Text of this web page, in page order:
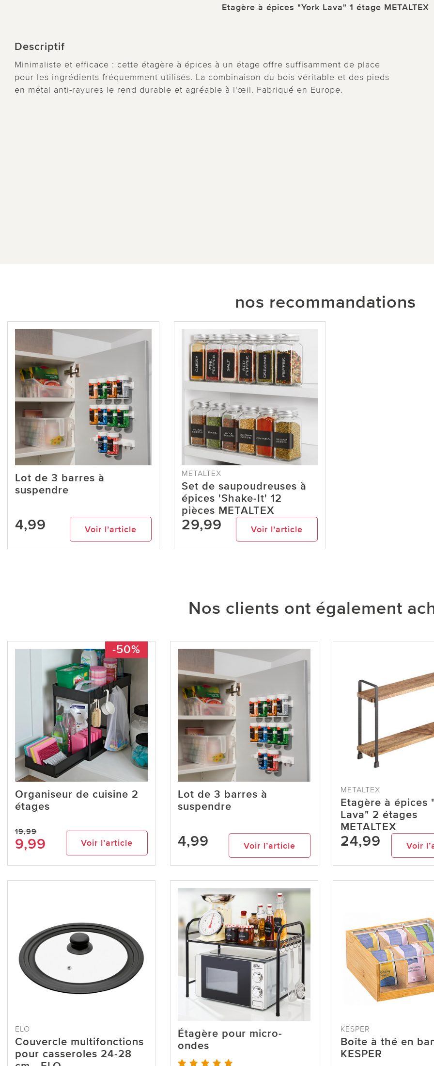
Etagère à épices "York Lava" 1 étage METALTEX
Descriptif
Minimaliste et efficace : cette étagère à épices à un étage offre suffisamment de place
pour les ingrédients fréquemment utilisés. La combinaison du bois véritable et des pieds
en métal anti-rayures le rend durable et agréable à l'œil. Fabriqué en Europe.
nos recommandations
Lot de 3 barres à
suspendre
4,99 Voir l’article
METALTEX
Set de saupoudreuses à
épices 'Shake-It' 12
pièces METALTEX
29,99 Voir l’article
Nos clients ont également
-50%
Organiseur de cuisine 2
étages
19,99
9,99 Voir l’article
Lot de 3 barres à
suspendre
4,99 Voir l’article
METALTEX
Etagère à épices
Lava" 2 étages
METALTEX
24,99 Voir
ELO
Couvercle multifonctions
pour casseroles 24-28
Étagère pour micro-
ondes
KESPER
Boîte à thé en
KESPER